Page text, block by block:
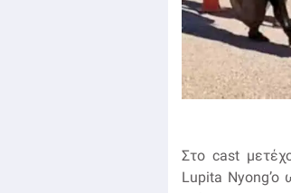
Στο cast
Lupita